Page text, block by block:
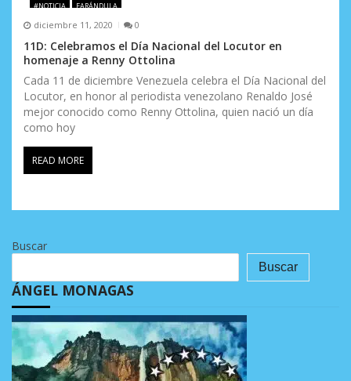
#NOTICIA FARÁNDULA
diciembre 11, 2020 0
11D: Celebramos el Día Nacional del Locutor en
homenaje a Renny Ottolina
Cada 11 de diciembre Venezuela celebra el Día Nacional del
Locutor, en honor al periodista venezolano Renaldo José
mejor conocido como Renny Ottolina, quien nació un día
como hoy
READ MORE
Buscar
Buscar
ÁNGEL MONAGAS